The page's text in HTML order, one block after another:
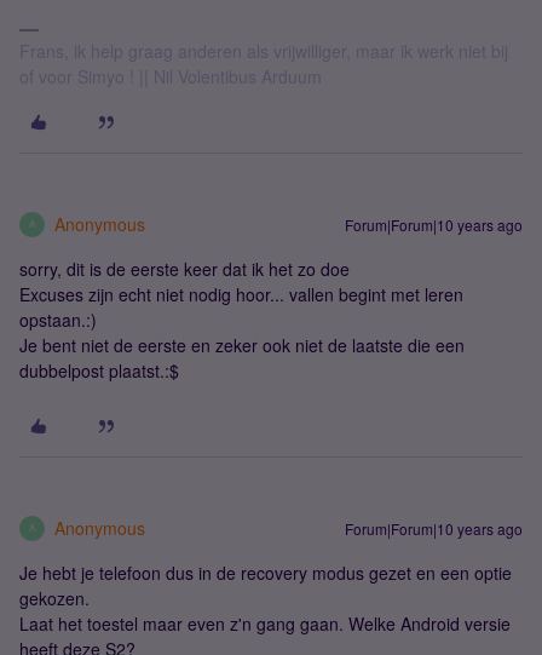
Frans, ik help graag anderen als vrijwilliger, maar ik werk niet bij
of voor Simyo ! || Nil Volentibus Arduum
A Anonymous Forum|Forum|10 years ago
sorry, dit is de eerste keer dat ik het zo doe
Excuses zijn echt niet nodig hoor... vallen begint met leren
opstaan.:)
Je bent niet de eerste en zeker ook niet de laatste die een
dubbelpost plaatst.:$
A Anonymous Forum|Forum|10 years ago
Je hebt je telefoon dus in de recovery modus gezet en een optie
gekozen.
Laat het toestel maar even z'n gang gaan. Welke Android versie
heeft deze S2?